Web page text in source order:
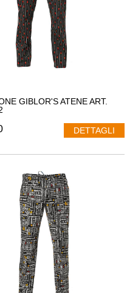
GIBLOR'S ATENE ART.
DETTAGLI